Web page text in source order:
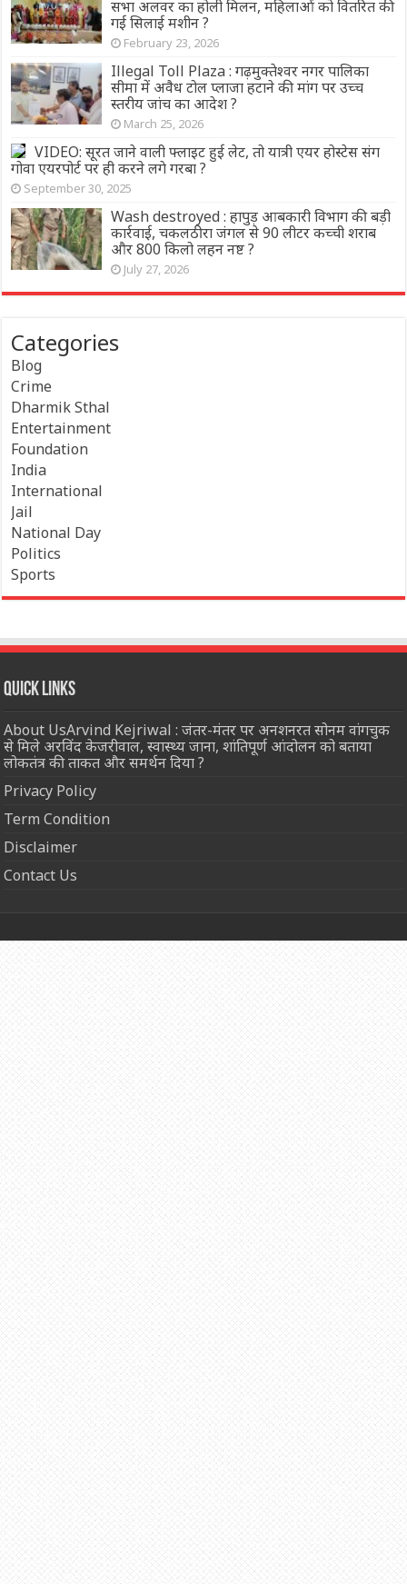
सभा अलवर का होली मिलन, महिलाओं को वितरित की
गई सिलाई मशीन ?
February 23, 2026
Illegal Toll Plaza : गढ़मुक्तेश्वर नगर पालिका
सीमा में अवैध टोल प्लाजा हटाने की मांग पर उच्च
स्तरीय जांच का आदेश ?
March 25, 2026
VIDEO: सूरत जाने वाली फ्लाइट हुई लेट, तो यात्री एयर होस्टेस संग
गोवा एयरपोर्ट पर ही करने लगे गरबा ?
September 30, 2025
Wash destroyed : हापुड़ आबकारी विभाग की बड़ी
कार्रवाई, चकलठीरा जंगल से 90 लीटर कच्ची शराब
और 800 किलो लहन नष्ट ?
July 27, 2026
Categories
Blog
Crime
Dharmik Sthal
Entertainment
Foundation
India
International
Jail
National Day
Politics
Sports
Quick Links
About UsArvind Kejriwal : जंतर-मंतर पर अनशनरत सोनम वांगचुक
से मिले अरविंद केजरीवाल, स्वास्थ्य जाना, शांतिपूर्ण आंदोलन को बताया
लोकतंत्र की ताकत और समर्थन दिया ?
Privacy Policy
Term Condition
Disclaimer
Contact Us